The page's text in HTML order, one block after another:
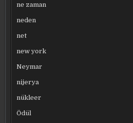
ne zaman
neden
net
new york
Neymar
nijerya
nükleer
Ödül